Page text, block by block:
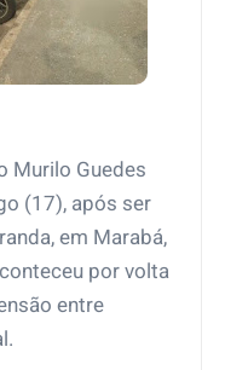
Murilo Guedes
(17), após ser
em Marabá,
por volta
entre